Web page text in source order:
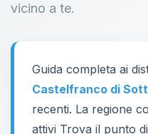
vicino a te.
Guida completa ai
Castelfranco di
recenti. La regione
attivi Trova il punto